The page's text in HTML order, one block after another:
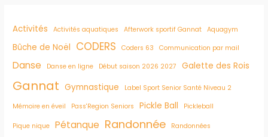
Activités Activités aquatiques Afterwork sportif Gannat Aquagym
Bûche de Noël CODERS Coders 63 Communication par mail
Danse Danse en ligne Début saison 2026 2027 Galette des Rois
Gannat Gymnastique Label Sport Senior Santé Niveau 2
Mémoire en éveil Pass'Region Seniors Pickle Ball Pickleball
Pique nique Pétanque Randonnée Randonnées